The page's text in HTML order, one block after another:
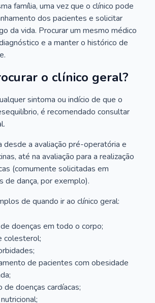
família, uma vez que o clínico pode
dos pacientes e solicitar
da vida. Procurar um mesmo médico
e a manter o histórico de
o clínico geral?
sintoma ou indício de que o
é recomendado consultar
desde a avaliação pré-operatória e
até na avaliação para a realização
(comumente solicitadas em
de dança, por exemplo).
de quando ir ao clínico geral:
doenças em todo o corpo;
colesterol;
de pacientes com obesidade
de doenças cardíacas;